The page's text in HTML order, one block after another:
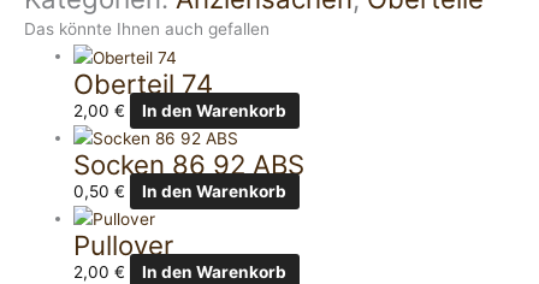
Das könnte Ihnen auch gefallen
Oberteil 74
2,00€ In den Warenkorb
Socken 86 92 ABS
0,50€ In den Warenkorb
Pullover
2,00€ In den Warenkorb